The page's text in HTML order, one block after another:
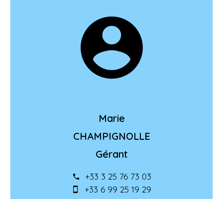
Marie
CHAMPIGNOLLE
Gérant
+33 3 25 76 73 03
+33 6 99 25 19 29